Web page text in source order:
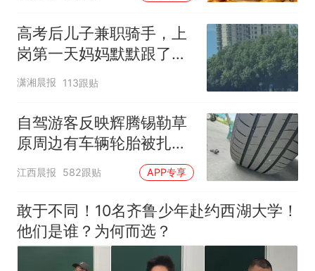
高考后儿子兼职骑手，上
岗第一天妈妈默默跟了三
公里，感慨孩子真的长大
潇湘晨报 113跟贴
自驾游客反映辉腾锡勒草
原周边有车辆轮胎被扎，
修理店铺换胎价格高达千
元，官方发布情况通报
江西晨报 582跟贴 APP专享
敢于不同！10名齐鲁少年赴约西湖大学！
他们是谁？为何而选？